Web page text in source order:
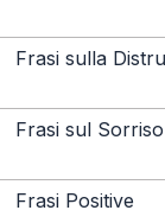
Frasi sulla
Frasi sul Sorriso
Frasi Positive